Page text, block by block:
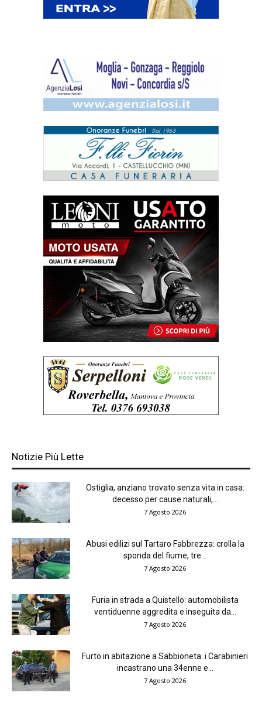
Notizie Più Lette
Ostiglia, anziano trovato senza vita in casa:
decesso per cause naturali,...
7 Agosto 2026
Abusi edilizi sul Tartaro Fabbrezza: crolla la
sponda del fiume, tre...
7 Agosto 2026
Furia in strada a Quistello: automobilista
ventiduenne aggredita e inseguita da...
7 Agosto 2026
Furto in abitazione a Sabbioneta: i Carabinieri
incastrano una 34enne e...
7 Agosto 2026